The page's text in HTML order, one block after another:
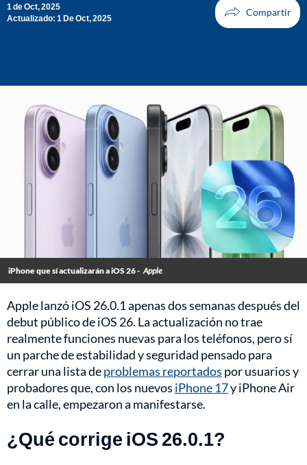
1 de Oct, 2025
Actualizado: 1 De Oct, 2025
iPhone que sí actualizarán a iOS 26 - Apple
Apple lanzó iOS 26.0.1 apenas dos semanas después del
debut público de iOS 26. La actualización no trae
realmente funciones nuevas para los teléfonos, pero sí
un parche de estabilidad y seguridad pensado para
cerrar una lista deproblemas reportados por usuarios y
probadores que, con los nuevos iPhone 17y iPhone Air
en la calle, empezaron a manifestarse.
¿Qué corrige iOS 26.0.1?